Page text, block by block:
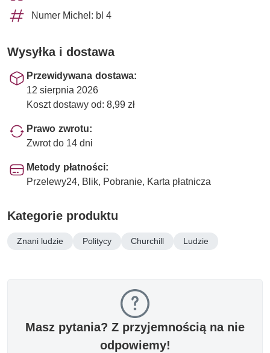
Numer Michel: bl 4
Wysyłka i dostawa
Przewidywana dostawa:
12 sierpnia 2026
Koszt dostawy od: 8,99 zł
Prawo zwrotu:
Zwrot do 14 dni
Metody płatności:
Przelewy24, Blik, Pobranie, Karta płatnicza
Kategorie produktu
Znani ludzie Politycy Churchill Ludzie
Masz pytania? Z przyjemnością na nie
odpowiemy!